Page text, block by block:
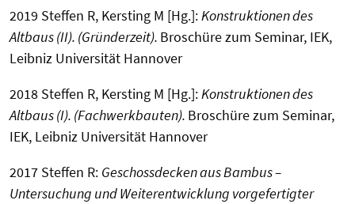
2019 Steffen R, Kersting M [Hg.]:Konstruktionen des
Altbaus (II). (Gründerzeit). Broschüre zum Seminar, IEK,
Leibniz Universität Hannover
2018 Steffen R, Kersting M [Hg.]:Konstruktionen des
Altbaus (I). (Fachwerkbauten). Broschüre zum Seminar,
IEK, Leibniz Universität Hannover
2017 Steffen R: Geschossdecken aus Bambus –
Untersuchung und Weiterentwicklung vorgefertigter